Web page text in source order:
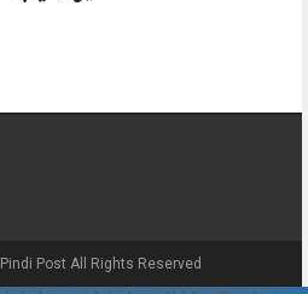
Post All Rights Reserved.